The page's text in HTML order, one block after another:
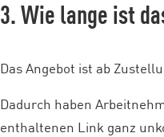
3. Wie lange ist
Das Angebot ist ab
Dadurch haben
enthaltenen Link ganz